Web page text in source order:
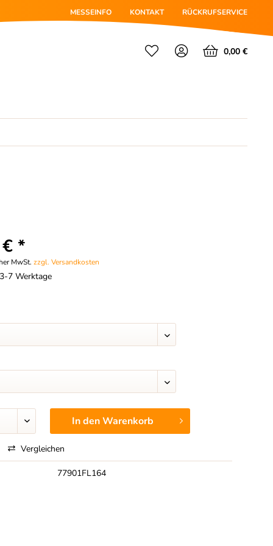
MESSEINFO KONTAKT RÜCKRUFSERVICE
0,00 €
*
MwSt.zzgl. Versandkosten
7 Werktage
In denWarenkorb
Vergleichen
77901FL164